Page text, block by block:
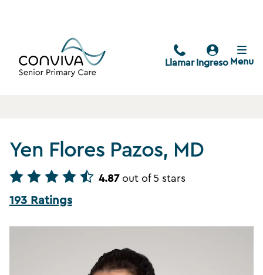
Llamar Ingreso Menu
Yen Flores Pazos, MD
4.87 out of 5 stars
193 Ratings